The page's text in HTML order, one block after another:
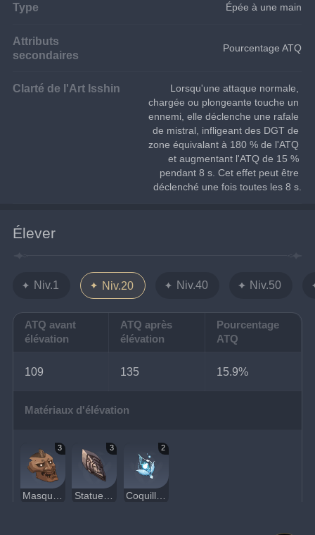
Type Épée à une main
Attributs
secondaires
Pourcentage ATQ
Clarté de l'Art Isshin
Lorsqu'une attaque normale,
chargée ou plongeante touche un
ennemi, elle déclenche une rafale
de mistral, infligeant des DGT de
zone équivalant à 180 % de l'ATQ
et augmentant l'ATQ de 15 %
pendant 8 s. Cet effet peut être
déclenché une fois toutes les 8 s.
Élever
Niv.1 Niv.20 Niv.40 Niv.50
ATQ avant
élévation
ATQ après
élévation
Pourcentage
ATQ
109 135 15.9%
Matériaux d'élévation
3
Masque du lieutenant pernicieux
3
Statuette sinistre
2
Coquille spectrale